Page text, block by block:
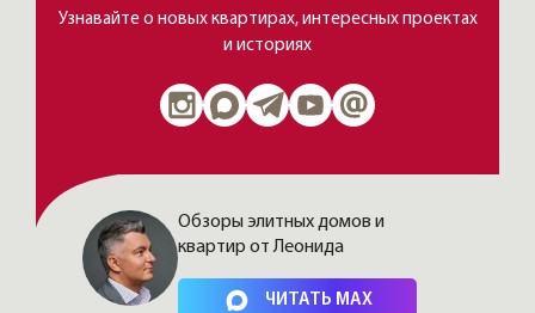
Узнавайте о новых квартирах, интересных проектах
и историях
Нажимая на кнопку, Вы соглашаетесь cполитикой сайта
Обзоры элитных домов и
квартир от Леонида
ЧИТАТЬ MAX